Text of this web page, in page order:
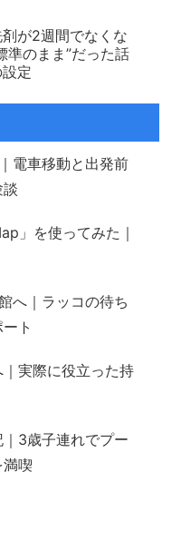
剤が2週間でなくな
準のまま”だった話
定
電車移動と出発前
」を使ってみた｜
へ｜ラッコの待ち
ト
実際に役立った持
3歳子連れでプー
喫